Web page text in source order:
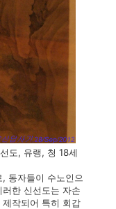
도, 유랭, 청 18세
동자들이 수노인으
한 신선도는 자손
작되어 특히 회갑